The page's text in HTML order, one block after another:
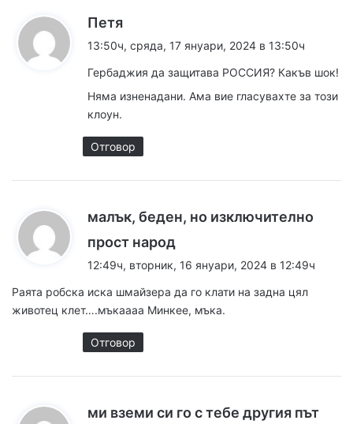
Петя
а
:
13:50ч, сряда, 17 януари, 2024 в 13:50ч
Гербаджия да защитава РОССИЯ? Какъв шок!
Няма изненадани. Ама вие гласувахте за този
клоун.
Отговор
малък, беден, но изключително
прост народ
а
а
12:49ч, вторник, 16 януари, 2024 в 12:49ч
Раята робска иска шмайзера да го клати на задна цял
животец клет….мъкаааа Минкее, мъка.
Отговор
ми вземи си го с тебе другия път